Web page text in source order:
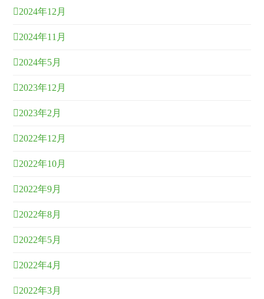
2024年12月
2024年11月
2024年5月
2023年12月
2023年2月
2022年12月
2022年10月
2022年9月
2022年8月
2022年5月
2022年4月
2022年3月